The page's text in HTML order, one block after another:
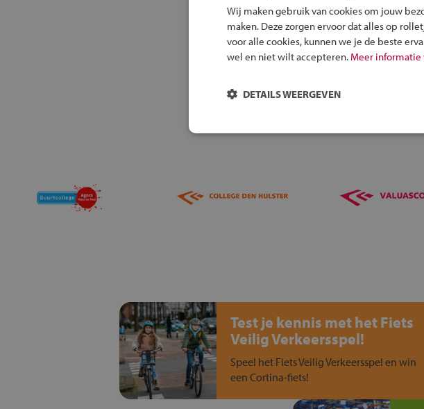
Test je kennis met het Fiets
Veilig Verkeersspel!
Speel het Fiets Veilig Verkeersspel en win
een Cortina-fiets!
Wij maken gebruik van cookies om jouw
maken. Deze zorgen ervoor dat alles op
voor alle cookies, kunnen we je de beste
wel en niet wilt accepteren. Meer informatie
DETAILS WEERGEVEN